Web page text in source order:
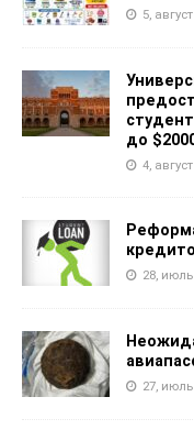
5,
до
4,
28,
27,